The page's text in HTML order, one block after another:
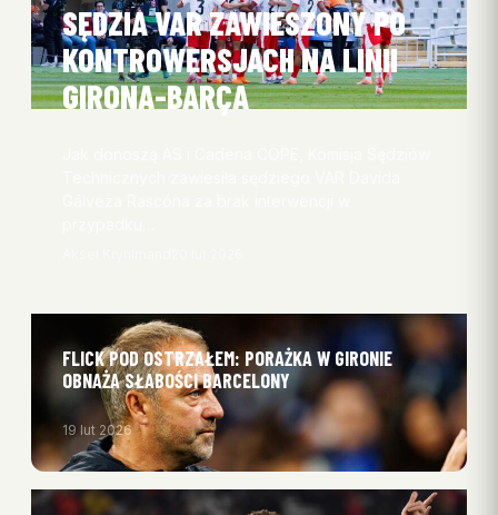
SĘDZIA VAR ZAWIESZONY PO
KONTROWERSJACH NA LINII
GIRONA-BARÇA
FLICK POD OSTRZAŁEM: PORAŻKA W GIRONIE
OBNAŻA SŁABOŚCI BARCELONY
19 lut 2026